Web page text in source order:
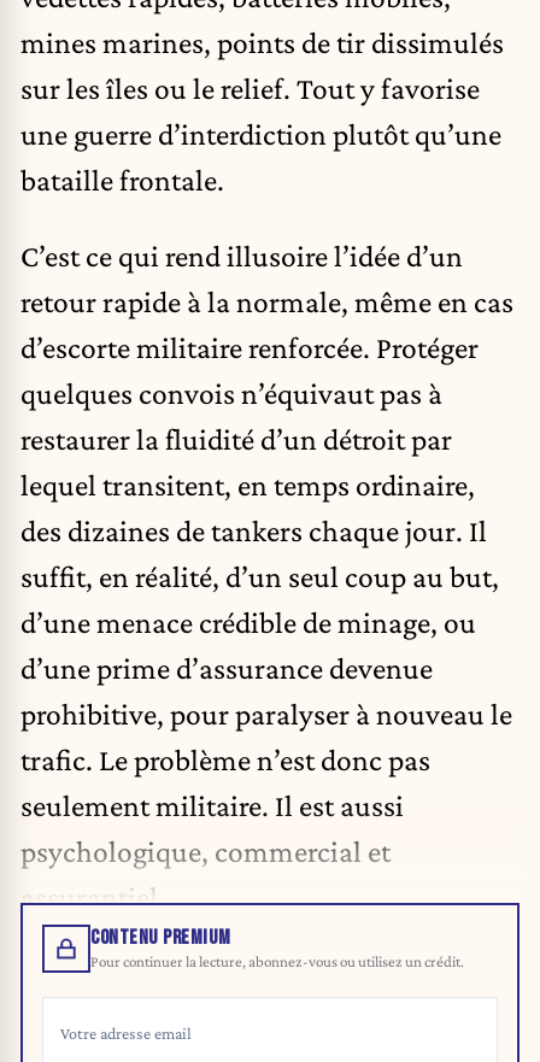
mines marines, points de tir dissimulés
sur les îles ou le relief. Tout y favorise
une guerre d’interdiction plutôt qu’une
bataille frontale.
C’est ce qui rend illusoire l’idée d’un
retour rapide à la normale, même en cas
d’escorte militaire renforcée. Protéger
quelques convois n’équivaut pas à
restaurer la fluidité d’un détroit par
lequel transitent, en temps ordinaire,
des dizaines de tankers chaque jour. Il
suffit, en réalité, d’un seul coup au but,
d’une menace crédible de minage, ou
d’une prime d’assurance devenue
prohibitive, pour paralyser à nouveau le
trafic. Le problème n’est donc pas
seulement militaire. Il est aussi
psychologique, commercial et
assurantiel.
CONTENU PREMIUM
Pour continuer la lecture, abonnez-vous ou utilisez un crédit.